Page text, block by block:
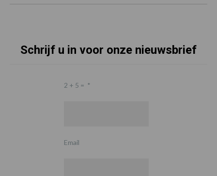
Schrijf u in voor onze nieuwsbrief
2 + 5 = *
Email